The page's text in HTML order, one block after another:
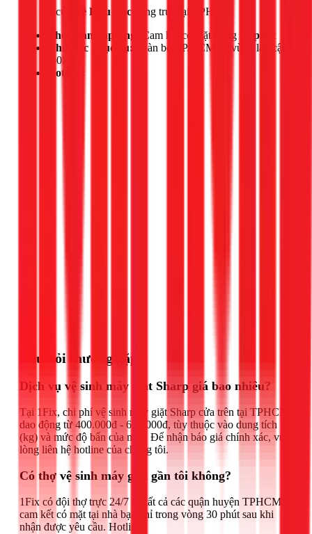
Đội thợ của Lê Hữu Lộc đang trực tại TPHCM.
Thời gian đáp ứng:
Cam kết có mặt trong
30 phút
Khu vực phục vụ:
Toàn bộ TP.HCM và vùng lân cận
(50km)
Hotline:
Câu hỏi thường gặp
Dịch vụ vệ sinh máy giặt Sharp giá bao nhiêu?
Tại 1Fix, chi phí vệ sinh máy giặt Sharp cửa trên tại TPHCM
dao động từ 400.000đ - 650.000đ, tùy thuộc vào dung tích
(kg) và mức độ bẩn của máy. Để nhận báo giá chính xác, vui
lòng liên hệ hotline của chúng tôi.
Có thợ vệ sinh máy giặt gần tôi không?
1Fix có đội thợ trực 24/7 tại tất cả các quận huyện TPHCM,
cam kết có mặt tại nhà bạn chỉ trong vòng 30 phút sau khi
nhận được yêu cầu. Hotline: